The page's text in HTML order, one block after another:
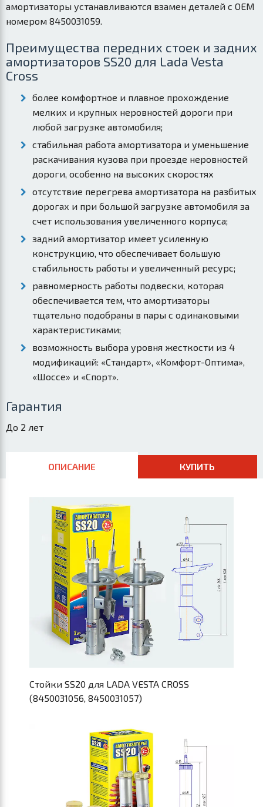
амортизаторы устанавливаются взамен деталей с OEM
номером 8450031059.
Преимущества передних стоек и задних
амортизаторов SS20 для Lada Vesta
Cross
более комфортное и плавное прохождение
мелких и крупных неровностей дороги при
любой загрузке автомобиля;
стабильная работа амортизатора и уменьшение
раскачивания кузова при проезде неровностей
дороги, особенно на высоких скоростях
отсутствие перегрева амортизатора на разбитых
дорогах и при большой загрузке автомобиля за
счет использования увеличенного корпуса;
задний амортизатор имеет усиленную
конструкцию, что обеспечивает большую
стабильность работы и увеличенный ресурс;
равномерность работы подвески, которая
обеспечивается тем, что амортизаторы
тщательно подобраны в пары с одинаковыми
характеристиками;
возможность выбора уровня жесткости из 4
модификаций: «Стандарт», «Комфорт-Оптима»,
«Шоссе» и «Спорт».
Гарантия
До 2 лет
ОПИСАНИЕ КУПИТЬ
Стойки SS20 для LADA VESTA CROSS
(8450031056, 8450031057)